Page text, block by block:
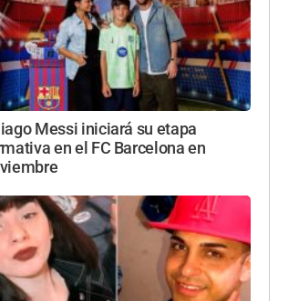
Messi iniciará su etapa
en el FC Barcelona en